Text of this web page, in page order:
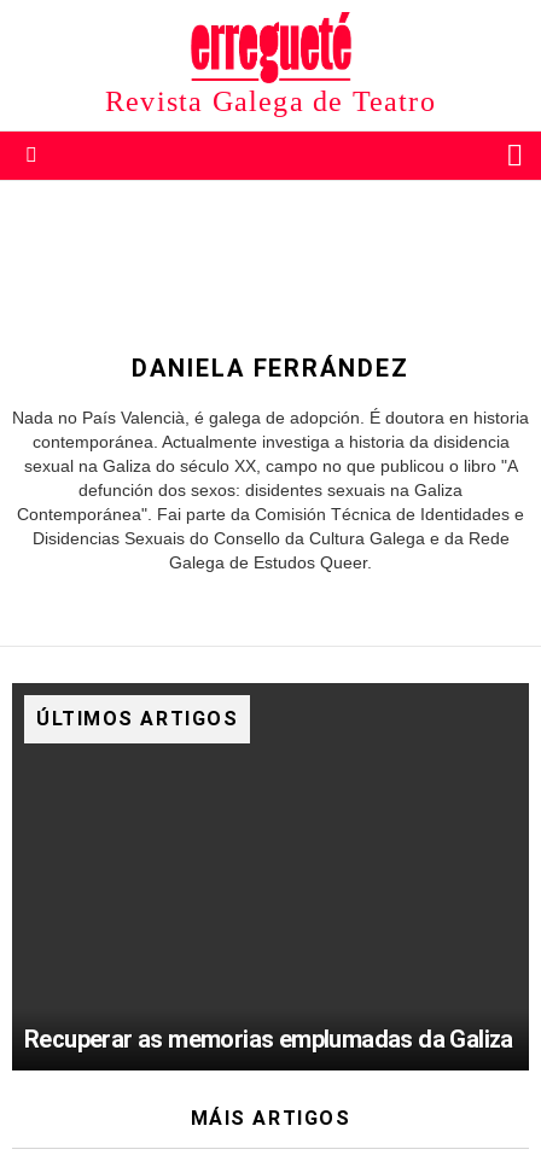
Revista Galega de Teatro
DANIELA FERRÁNDEZ
Nada no País Valencià, é galega de adopción. É doutora en historia
contemporánea. Actualmente investiga a historia da disidencia
sexual na Galiza do século XX, campo no que publicou o libro "A
defunción dos sexos: disidentes sexuais na Galiza
Contemporánea". Fai parte da Comisión Técnica de Identidades e
Disidencias Sexuais do Consello da Cultura Galega e da Rede
Galega de Estudos Queer.
ÚLTIMOS ARTIGOS
Recuperar as memorias emplumadas da Galiza
MÁIS ARTIGOS